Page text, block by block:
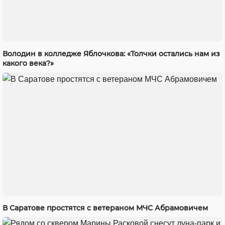
Володин в колледже Яблочкова: «Толчки остались нам из
какого века?»
В Саратове простятся с ветераном МЧС Абрамовичем